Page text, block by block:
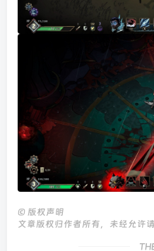
© 版权声明
文章版权归作者所有，未经允许请